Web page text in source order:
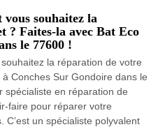
souhaitez la
? Faites-la avec Bat Eco
le 77600 !
la réparation de votre
Conches Sur Gondoire dans le
spécialiste en réparation de
faire pour réparer votre
C’est un spécialiste polyvalent